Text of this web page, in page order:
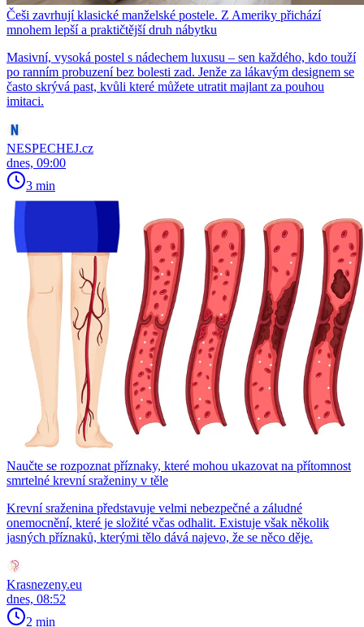
Češi zavrhují klasické manželské postele. Z Ameriky přichází
mnohem lepší a praktičtější druh nábytku
Masivní, vysoká postel s nádechem luxusu – sen každého, kdo touží
po ranním probuzení bez bolesti zad. Jenže za lákavým designem se
často skrývá past, kvůli které můžete utratit majlant za pouhou
imitaci.
NESPECHEJ.cz
dnes, 09:00
3 min
Naučte se rozpoznat příznaky, které mohou ukazovat na přítomnost
smrtelné krevní sraženiny v těle
Krevní sraženina představuje velmi nebezpečné a záludné
onemocnění, které je složité včas odhalit. Existuje však několik
jasných příznaků, kterými tělo dává najevo, že se něco děje.
Krasnezeny.eu
dnes, 08:52
2 min